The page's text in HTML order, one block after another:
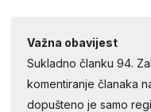
Važna obavijest
Sukladno članku 94.
komentiranje članaka
dopušteno je samo